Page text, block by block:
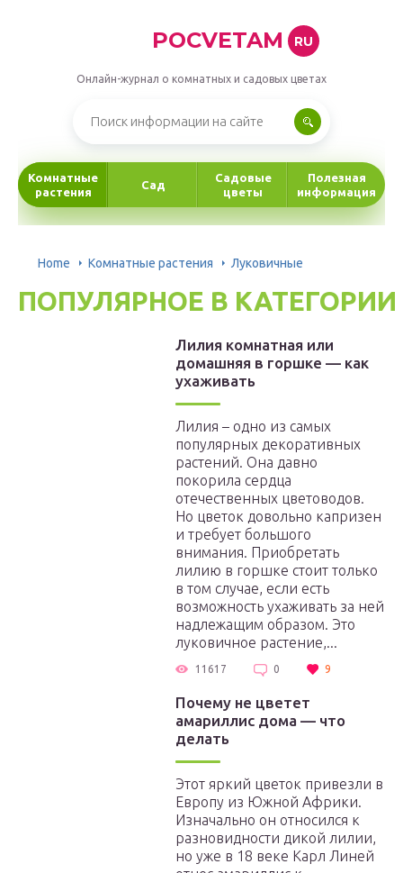
POCVETAM RU
Онлайн-журнал о комнатных и садовых цветах
Комнатные
растения
Сад
Садовые
цветы
Полезная
информация
Home Комнатные растения Луковичные
ПОПУЛЯРНОЕ В КАТЕГОРИИ
Лилия комнатная или
домашняя в горшке — как
ухаживать
Лилия – одно из самых
популярных декоративных
растений. Она давно
покорила сердца
отечественных цветоводов.
Но цветок довольно капризен
и требует большого
внимания. Приобретать
лилию в горшке стоит только
в том случае, если есть
возможность ухаживать за ней
надлежащим образом. Это
луковичное растение,...
11617 0 9
Почему не цветет
амариллис дома — что
делать
Этот яркий цветок привезли в
Европу из Южной Африки.
Изначально он относился к
разновидности дикой лилии,
но уже в 18 веке Карл Линей